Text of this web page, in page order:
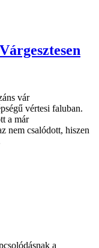
vár
vértesi faluban.
a már
nem csalódott, hiszen
a